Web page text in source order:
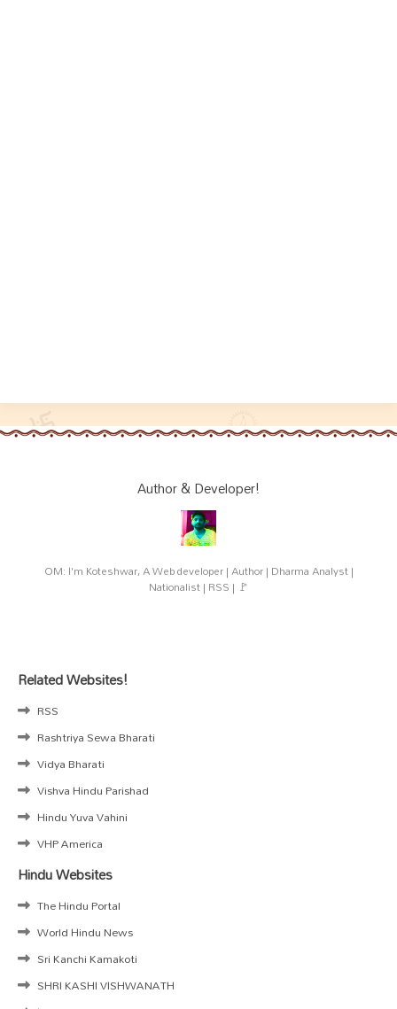
Author & Developer!
OM: I'm Koteshwar, A Web developer | Author | Dharma Analyst |
Nationalist | RSS | 🚩
Related Websites!
RSS
Rashtriya Sewa Bharati
Vidya Bharati
Vishva Hindu Parishad
Hindu Yuva Vahini
VHP America
Hindu Websites
The Hindu Portal
World Hindu News
Sri Kanchi Kamakoti
SHRI KASHI VISHWANATH